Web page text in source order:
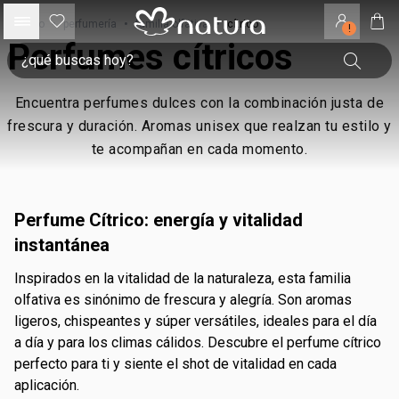
!
• perfumería • familia olfativa • cítrico
Perfumes cítricos
Encuentra perfumes dulces con la combinación justa de
frescura y duración. Aromas unisex que realzan tu estilo y
te acompañan en cada momento.
Perfume Cítrico: energía y vitalidad
instantánea
Inspirados en la vitalidad de la naturaleza, esta familia
olfativa es sinónimo de frescura y alegría. Son aromas
ligeros, chispeantes y súper versátiles, ideales para el día
a día y para los climas cálidos. Descubre el perfume cítrico
perfecto para ti y siente el shot de vitalidad en cada
aplicación.